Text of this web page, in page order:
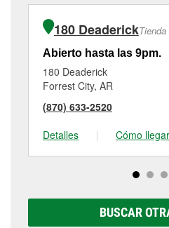
180 DeaderickTienda
Abierto hasta las 9pm.
180 Deaderick
Forrest City, AR
(870) 633-2520
Detalles
| Cómo llegar
BUSCAR